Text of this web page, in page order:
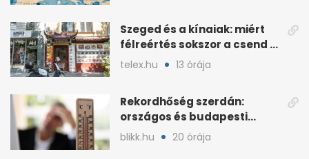
Szeged és a kínaiak: miért
félreértés sokszor a csend a
hétköznapokban?
telex.hu 13 órája
Rekordhőség szerdán:
országos és budapesti
melegcsúcsok dőltek meg
blikk.hu 20 órája